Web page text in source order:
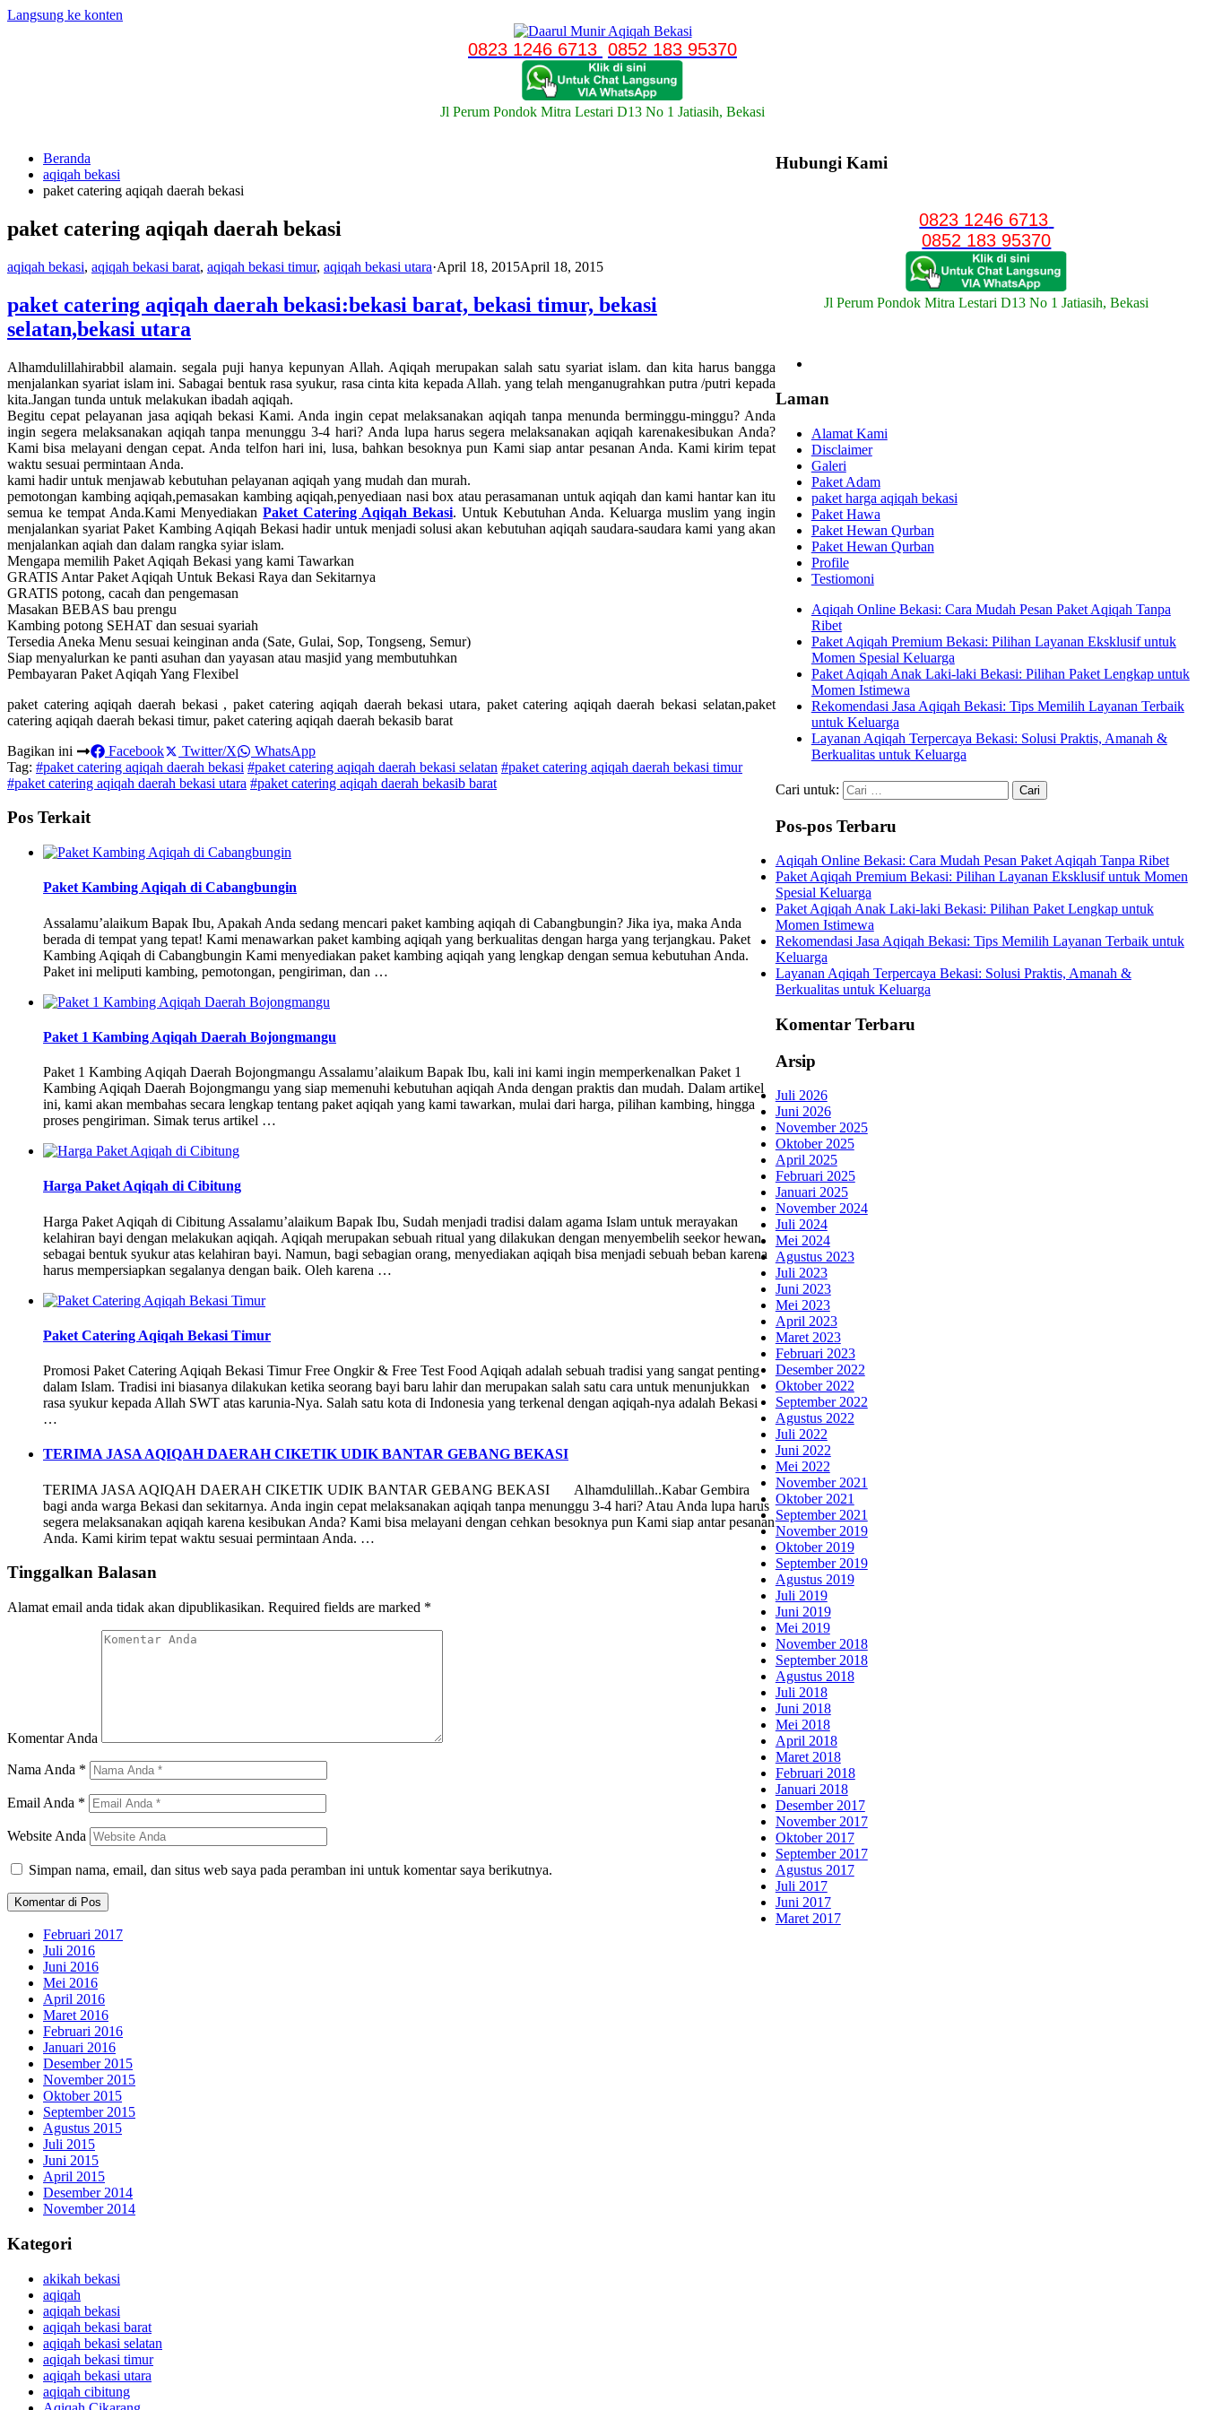
Langsung ke konten
0823 1246 6713 0852 183 95370
Jl Perum Pondok Mitra Lestari D13 No 1 Jatiasih, Bekasi
Beranda
aqiqah bekasi
paket catering aqiqah daerah bekasi
paket catering aqiqah daerah bekasi
aqiqah bekasi, aqiqah bekasi barat, aqiqah bekasi timur, aqiqah bekasi utara·April 18, 2015April 18, 2015
paket catering aqiqah daerah bekasi:bekasi barat, bekasi timur, bekasi
selatan,bekasi utara
Alhamdulillahirabbil alamain. segala puji hanya kepunyan Allah. Aqiqah merupakan salah satu syariat islam. dan kita harus bangga
menjalankan syariat islam ini. Sabagai bentuk rasa syukur, rasa cinta kita kepada Allah. yang telah menganugrahkan putra /putri kepada
kita.Jangan tunda untuk melakukan ibadah aqiqah.
Begitu cepat pelayanan jasa aqiqah bekasi Kami. Anda ingin cepat melaksanakan aqiqah tanpa menunda berminggu-minggu? Anda
ingin segera melaksanakan aqiqah tanpa menunggu 3-4 hari? Anda lupa harus segera melaksanakan aqiqah karenakesibukan Anda?
Kami bisa melayani dengan cepat. Anda telfon hari ini, lusa, bahkan besoknya pun Kami siap antar pesanan Anda. Kami kirim tepat
waktu sesuai permintaan Anda.
kami hadir untuk menjawab kebutuhan pelayanan aqiqah yang mudah dan murah.
pemotongan kambing aqiqah,pemasakan kambing aqiqah,penyediaan nasi box atau perasamanan untuk aqiqah dan kami hantar kan itu
semua ke tempat Anda.Kami MenyediakanPaket Catering Aqiqah Bekasi. Untuk Kebutuhan Anda. Keluarga muslim yang ingin
menjalankan syariat Paket Kambing Aqiqah Bekasi hadir untuk menjadi solusi akan kebutuhan aqiqah saudara-saudara kami yang akan
menjalankan aqiah dan dalam rangka syiar islam.
Mengapa memilih Paket Aqiqah Bekasi yang kami Tawarkan
GRATIS Antar Paket Aqiqah Untuk Bekasi Raya dan Sekitarnya
GRATIS potong, cacah dan pengemasan
Masakan BEBAS bau prengu
Kambing potong SEHAT dan sesuai syariah
Tersedia Aneka Menu sesuai keinginan anda (Sate, Gulai, Sop, Tongseng, Semur)
Siap menyalurkan ke panti asuhan dan yayasan atau masjid yang membutuhkan
Pembayaran Paket Aqiqah Yang Flexibel
paket catering aqiqah daerah bekasi , paket catering aqiqah daerah bekasi utara, paket catering aqiqah daerah bekasi selatan,paket
catering aqiqah daerah bekasi timur, paket catering aqiqah daerah bekasib barat
Bagikan ini
Facebook Twitter/X
WhatsApp
Tag: #paket catering aqiqah daerah bekasi #paket catering aqiqah daerah bekasi selatan #paket catering aqiqah daerah bekasi timur
#paket catering aqiqah daerah bekasi utara #paket catering aqiqah daerah bekasib barat
Pos Terkait
Paket Kambing Aqiqah di Cabangbungin
Assalamu’alaikum Bapak Ibu, Apakah Anda sedang mencari paket kambing aqiqah di Cabangbungin? Jika iya, maka Anda
berada di tempat yang tepat! Kami menawarkan paket kambing aqiqah yang berkualitas dengan harga yang terjangkau. Paket
Kambing Aqiqah di Cabangbungin Kami menyediakan paket kambing aqiqah yang lengkap dengan semua kebutuhan Anda.
Paket ini meliputi kambing, pemotongan, pengiriman, dan …
Paket 1 Kambing Aqiqah Daerah Bojongmangu
Paket 1 Kambing Aqiqah Daerah Bojongmangu Assalamu’alaikum Bapak Ibu, kali ini kami ingin memperkenalkan Paket 1
Kambing Aqiqah Daerah Bojongmangu yang siap memenuhi kebutuhan aqiqah Anda dengan praktis dan mudah. Dalam artikel
ini, kami akan membahas secara lengkap tentang paket aqiqah yang kami tawarkan, mulai dari harga, pilihan kambing, hingga
proses pengiriman. Simak terus artikel …
Harga Paket Aqiqah di Cibitung
Harga Paket Aqiqah di Cibitung Assalamu’alaikum Bapak Ibu, Sudah menjadi tradisi dalam agama Islam untuk merayakan
kelahiran bayi dengan melakukan aqiqah. Aqiqah merupakan sebuah ritual yang dilakukan dengan menyembelih seekor hewan
sebagai bentuk syukur atas kelahiran bayi. Namun, bagi sebagian orang, menyediakan aqiqah bisa menjadi sebuah beban karena
harus mempersiapkan segalanya dengan baik. Oleh karena …
Paket Catering Aqiqah Bekasi Timur
Promosi Paket Catering Aqiqah Bekasi Timur Free Ongkir & Free Test Food Aqiqah adalah sebuah tradisi yang sangat penting
dalam Islam. Tradisi ini biasanya dilakukan ketika seorang bayi baru lahir dan merupakan salah satu cara untuk menunjukkan
rasa syukur kepada Allah SWT atas karunia-Nya. Salah satu kota di Indonesia yang terkenal dengan aqiqah-nya adalah Bekasi
…
TERIMA JASA AQIQAH DAERAH CIKETIK UDIK BANTAR GEBANG BEKASI
TERIMA JASA AQIQAH DAERAH CIKETIK UDIK BANTAR GEBANG BEKASI Alhamdulillah..Kabar Gembira
bagi anda warga Bekasi dan sekitarnya. Anda ingin cepat melaksanakan aqiqah tanpa menunggu 3-4 hari? Atau Anda lupa harus
segera melaksanakan aqiqah karena kesibukan Anda? Kami bisa melayani dengan cehkan besoknya pun Kami siap antar pesanan
Anda. Kami kirim tepat waktu sesuai permintaan Anda. …
Tinggalkan Balasan
Alamat email anda tidak akan dipublikasikan. Required fields are marked *
Komentar Anda
Nama Anda *
Email Anda *
Website Anda
Simpan nama, email, dan situs web saya pada peramban ini untuk komentar saya berikutnya.
Hubungi Kami
0823 1246 6713
0852 183 95370
Jl Perum Pondok Mitra Lestari D13 No 1 Jatiasih, Bekasi
Laman
Alamat Kami
Disclaimer
Galeri
Paket Adam
paket harga aqiqah bekasi
Paket Hawa
Paket Hewan Qurban
Paket Hewan Qurban
Profile
Testiomoni
Aqiqah Online Bekasi: Cara Mudah Pesan Paket Aqiqah Tanpa
Ribet
Paket Aqiqah Premium Bekasi: Pilihan Layanan Eksklusif untuk
Momen Spesial Keluarga
Paket Aqiqah Anak Laki-laki Bekasi: Pilihan Paket Lengkap untuk
Momen Istimewa
Rekomendasi Jasa Aqiqah Bekasi: Tips Memilih Layanan Terbaik
untuk Keluarga
Layanan Aqiqah Terpercaya Bekasi: Solusi Praktis, Amanah &
Berkualitas untuk Keluarga
Cari untuk:
Pos-pos Terbaru
Aqiqah Online Bekasi: Cara Mudah Pesan Paket Aqiqah Tanpa Ribet
Paket Aqiqah Premium Bekasi: Pilihan Layanan Eksklusif untuk Momen
Spesial Keluarga
Paket Aqiqah Anak Laki-laki Bekasi: Pilihan Paket Lengkap untuk
Momen Istimewa
Rekomendasi Jasa Aqiqah Bekasi: Tips Memilih Layanan Terbaik untuk
Keluarga
Layanan Aqiqah Terpercaya Bekasi: Solusi Praktis, Amanah &
Berkualitas untuk Keluarga
Komentar Terbaru
Arsip
Juli 2026
Juni 2026
November 2025
Oktober 2025
April 2025
Februari 2025
Januari 2025
November 2024
Juli 2024
Mei 2024
Agustus 2023
Juli 2023
Juni 2023
Mei 2023
April 2023
Maret 2023
Februari 2023
Desember 2022
Oktober 2022
September 2022
Agustus 2022
Juli 2022
Juni 2022
Mei 2022
November 2021
Oktober 2021
September 2021
November 2019
Oktober 2019
September 2019
Agustus 2019
Juli 2019
Juni 2019
Mei 2019
November 2018
September 2018
Agustus 2018
Juli 2018
Juni 2018
Mei 2018
April 2018
Maret 2018
Februari 2018
Januari 2018
Desember 2017
November 2017
Oktober 2017
September 2017
Agustus 2017
Juli 2017
Juni 2017
Maret 2017
Februari 2017
Juli 2016
Juni 2016
Mei 2016
April 2016
Maret 2016
Februari 2016
Januari 2016
Desember 2015
November 2015
Oktober 2015
September 2015
Agustus 2015
Juli 2015
Juni 2015
April 2015
Desember 2014
November 2014
Kategori
akikah bekasi
aqiqah
aqiqah bekasi
aqiqah bekasi barat
aqiqah bekasi selatan
aqiqah bekasi timur
aqiqah bekasi utara
aqiqah cibitung